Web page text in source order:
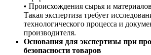
• Происхождения сырья и
Такая экспертиза требует
технологического процесса и
производителя.
Основания для экспертизы при
безопасности товаров